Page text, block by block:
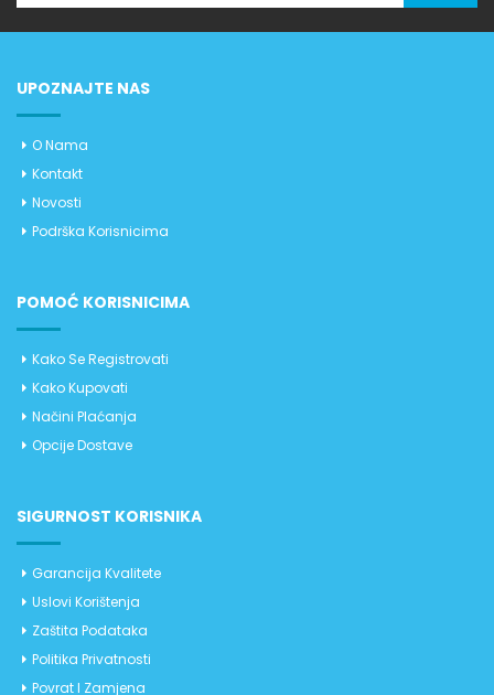
UPOZNAJTE NAS
O Nama
Kontakt
Novosti
Podrška Korisnicima
POMOĆ KORISNICIMA
Kako Se Registrovati
Kako Kupovati
Načini Plaćanja
Opcije Dostave
SIGURNOST KORISNIKA
Garancija Kvalitete
Uslovi Korištenja
Zaštita Podataka
Politika Privatnosti
Povrat I Zamjena